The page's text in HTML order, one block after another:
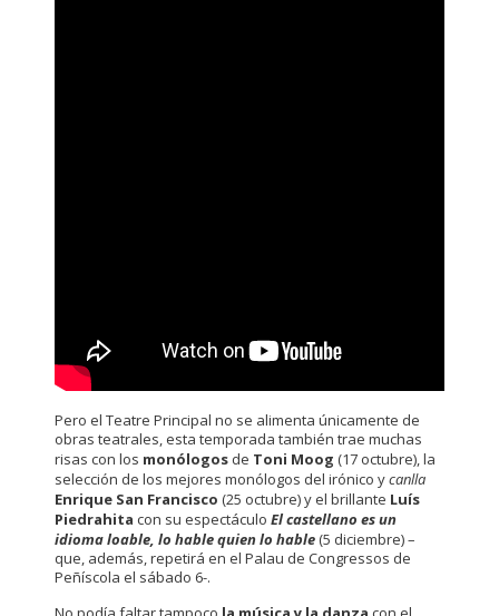
Pero el Teatre Principal no se alimenta únicamente de
obras teatrales, esta temporada también trae muchas
risas con los monólogos de Toni Moog (17 octubre), la
selección de los mejores monólogos del irónico ycanlla
Enrique San Francisco (25 octubre) y el brillante Luís
Piedrahita con su espectáculo El castellano es un
idioma loable, lo hable quien lo hable (5 diciembre) –
que, además, repetirá en el Palau de Congressos de
Peñíscola el sábado 6-.